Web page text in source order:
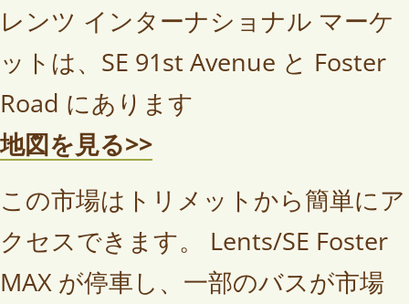
レンツ インターナショナル マーケ
ットは、SE 91st Avenue と Foster
Road にあります
地図を見る>>
この市場はトリメットから簡単にア
クセスできます。 Lents/SE Foster
MAX が停車し、一部のバスが市場